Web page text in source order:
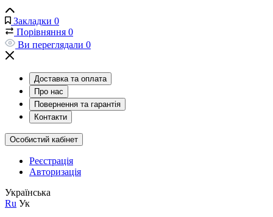
Закладки 0
Порівняння 0
Ви переглядали 0
Доставка та оплата
Про нас
Повернення та гарантія
Контакти
Особистий кабінет
Реєстрація
Авторизація
Українська
Ru Ук